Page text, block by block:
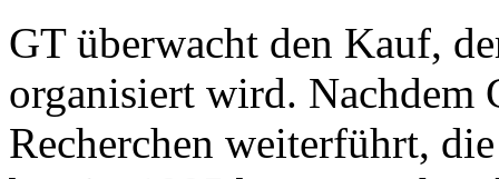
GT überwacht den Kauf,
organisiert wird. Nachdem
Recherchen weiterführt,